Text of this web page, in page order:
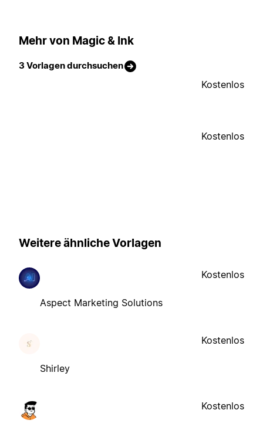
Mehr von Magic & Ink
3 Vorlagen durchsuchen
Kostenlos
Kostenlos
Weitere ähnliche Vorlagen
Aspect Marketing Solutions
Kostenlos
Shirley
Kostenlos
Kostenlos